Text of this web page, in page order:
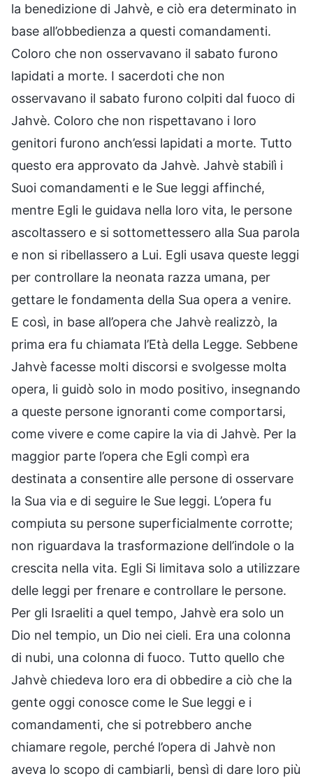
la benedizione di Jahvè, e ciò era determinato in
base all’obbedienza a questi comandamenti.
Coloro che non osservavano il sabato furono
lapidati a morte. I sacerdoti che non
osservavano il sabato furono colpiti dal fuoco di
Jahvè. Coloro che non rispettavano i loro
genitori furono anch’essi lapidati a morte. Tutto
questo era approvato da Jahvè. Jahvè stabilì i
Suoi comandamenti e le Sue leggi affinché,
mentre Egli le guidava nella loro vita, le persone
ascoltassero e si sottomettessero alla Sua parola
e non si ribellassero a Lui. Egli usava queste leggi
per controllare la neonata razza umana, per
gettare le fondamenta della Sua opera a venire.
E così, in base all’opera che Jahvè realizzò, la
prima era fu chiamata l’Età della Legge. Sebbene
Jahvè facesse molti discorsi e svolgesse molta
opera, li guidò solo in modo positivo, insegnando
a queste persone ignoranti come comportarsi,
come vivere e come capire la via di Jahvè. Per la
maggior parte l’opera che Egli compì era
destinata a consentire alle persone di osservare
la Sua via e di seguire le Sue leggi. L’opera fu
compiuta su persone superficialmente corrotte;
non riguardava la trasformazione dell’indole o la
crescita nella vita. Egli Si limitava solo a utilizzare
delle leggi per frenare e controllare le persone.
Per gli Israeliti a quel tempo, Jahvè era solo un
Dio nel tempio, un Dio nei cieli. Era una colonna
di nubi, una colonna di fuoco. Tutto quello che
Jahvè chiedeva loro era di obbedire a ciò che la
gente oggi conosce come le Sue leggi e i
comandamenti, che si potrebbero anche
chiamare regole, perché l’opera di Jahvè non
aveva lo scopo di cambiarli, bensì di dare loro più